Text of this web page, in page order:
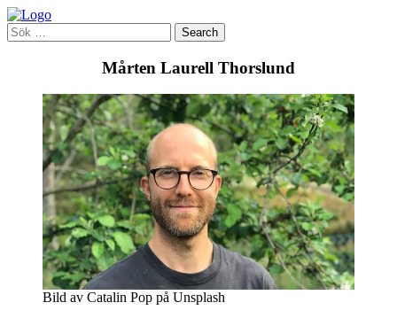
Mårten Laurell Thorslund
Bild av Catalin Pop på Unsplash